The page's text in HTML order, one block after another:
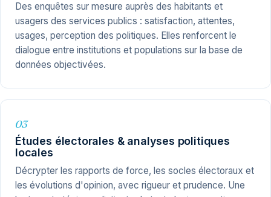
Des enquêtes sur mesure auprès des habitants et
usagers des services publics : satisfaction, attentes,
usages, perception des politiques. Elles renforcent le
dialogue entre institutions et populations sur la base de
données objectivées.
03
Études électorales & analyses politiques
locales
Décrypter les rapports de force, les socles électoraux et
les évolutions d'opinion, avec rigueur et prudence. Une